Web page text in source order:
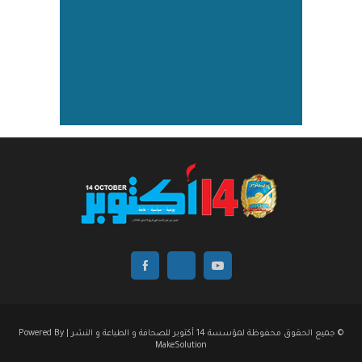
© جميع الحقوق محفوظة لمؤسسة 14 أكتوبر للصحافة و الطباعة و النشر | Powered By
MakeSolution